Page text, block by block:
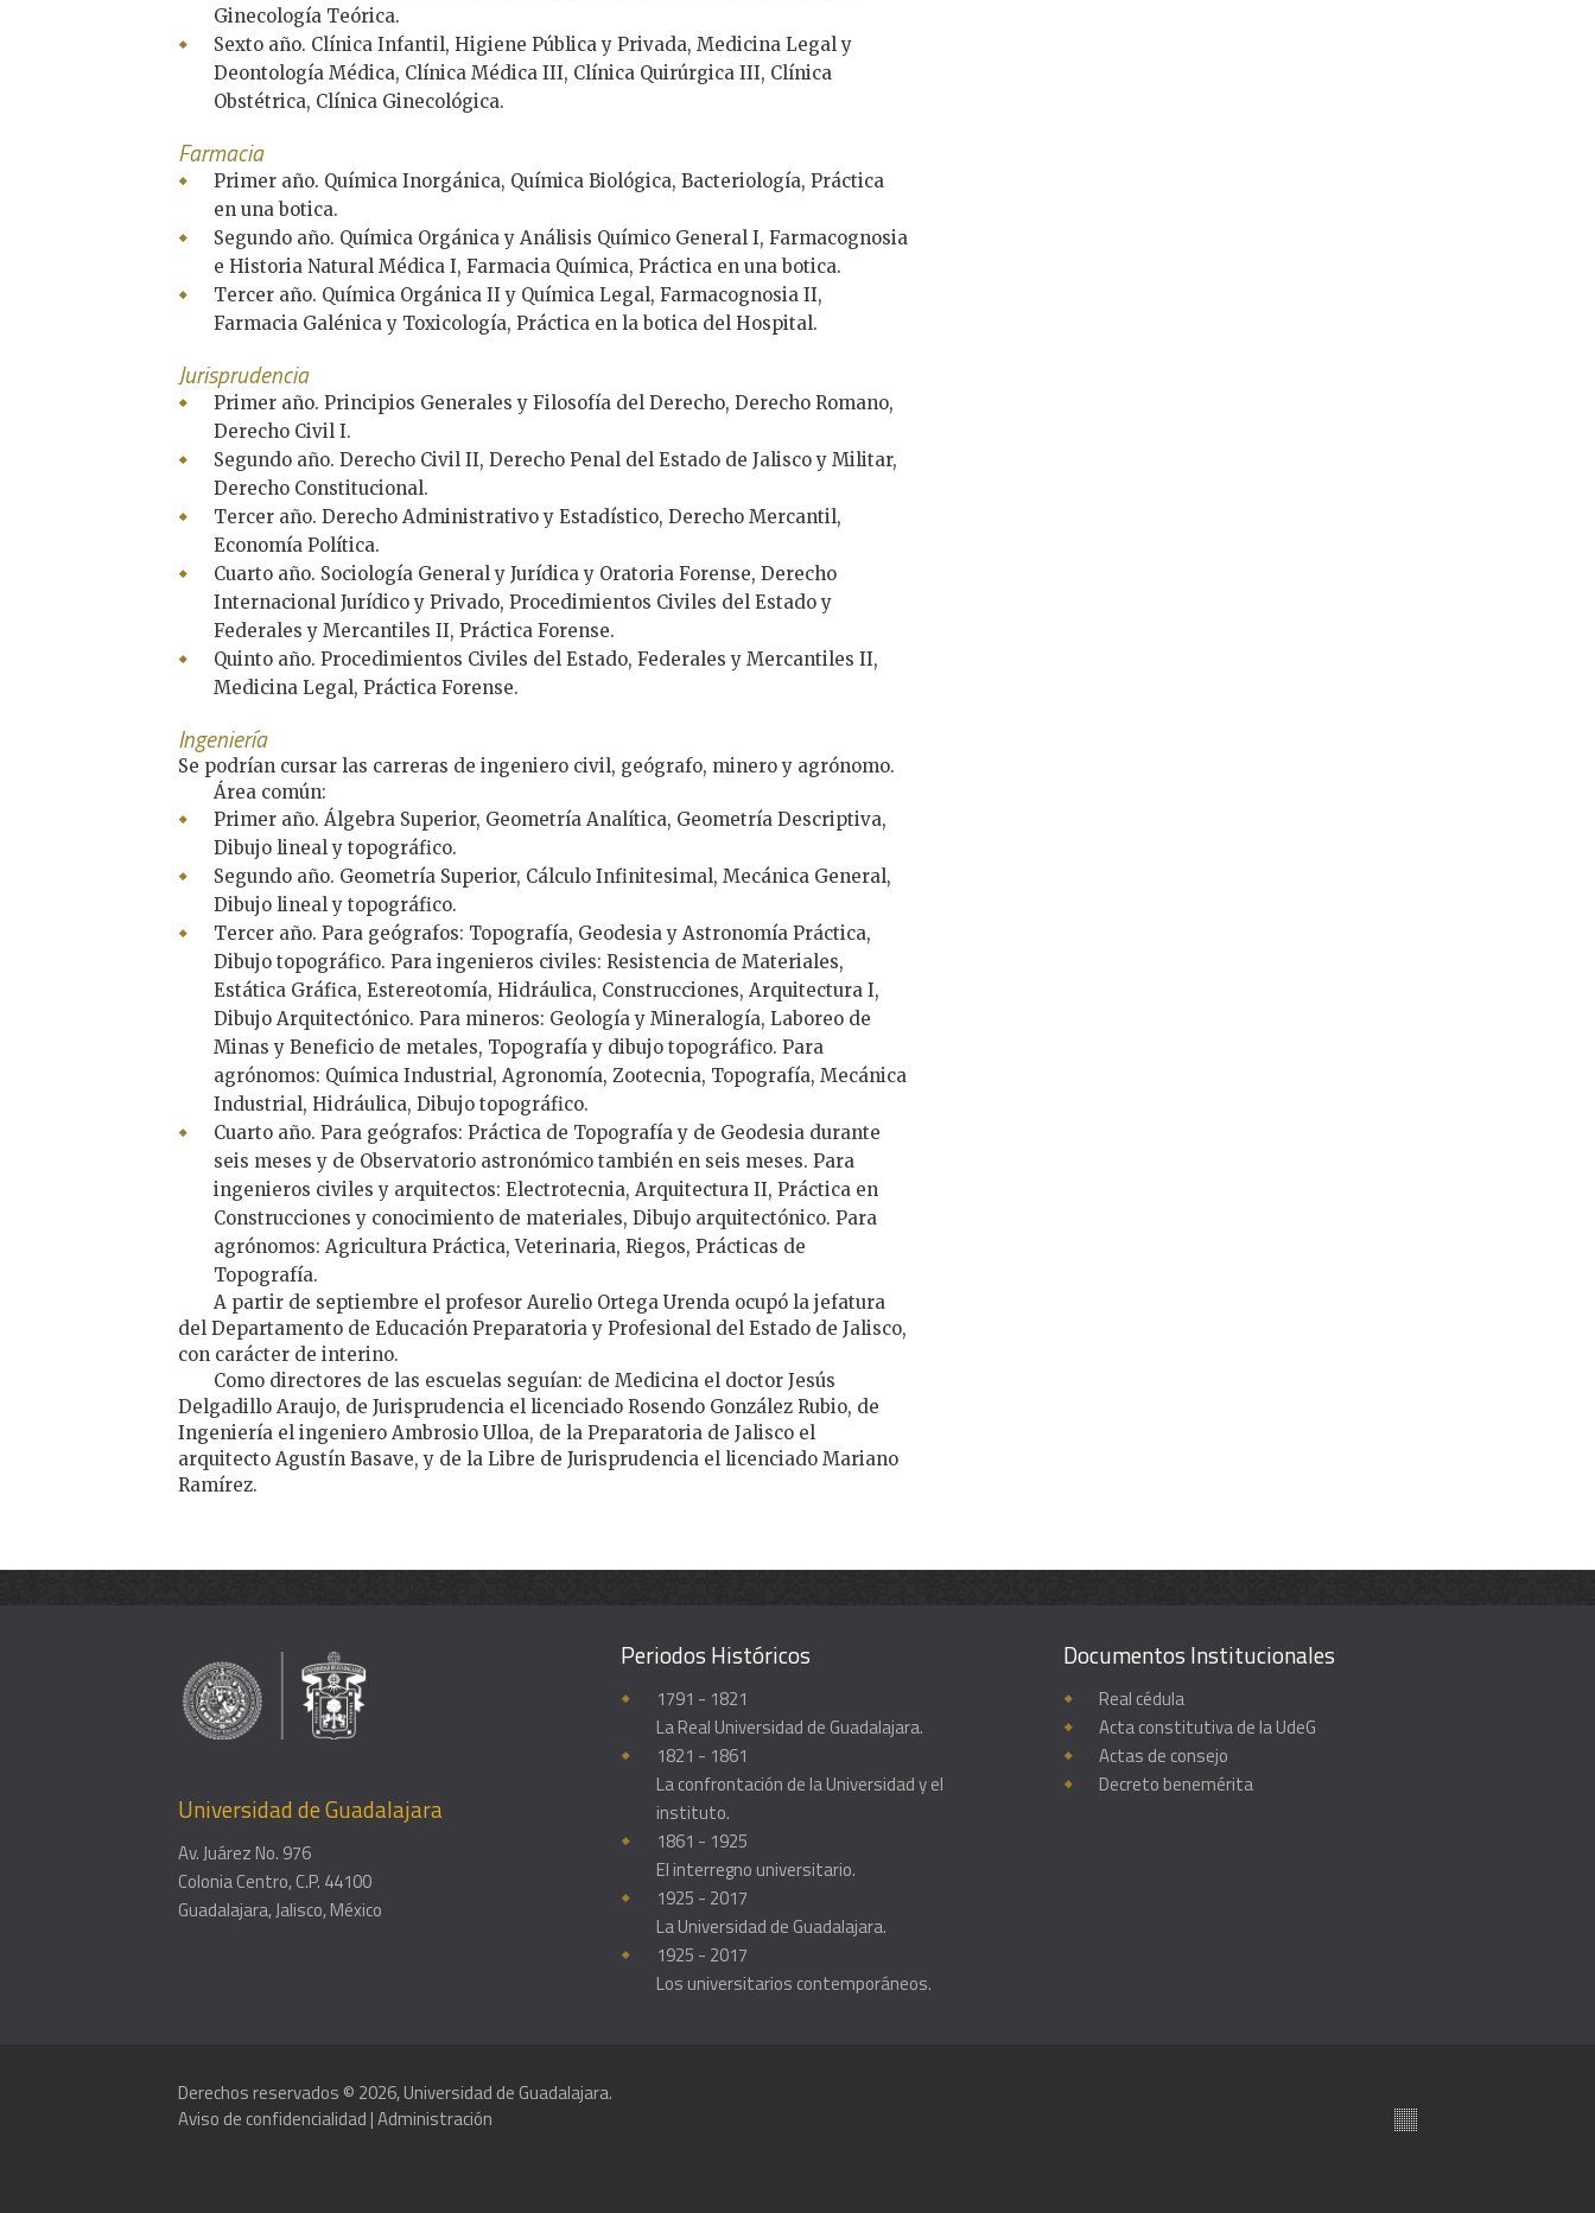
Ginecología Teórica.
Sexto año. Clínica Infantil, Higiene Pública y Privada, Medicina Legal y
Deontología Médica, Clínica Médica III, Clínica Quirúrgica III, Clínica
Obstétrica, Clínica Ginecológica.
Farmacia
Primer año. Química Inorgánica, Química Biológica, Bacteriología, Práctica
en una botica.
Segundo año. Química Orgánica y Análisis Químico General I, Farmacognosia
e Historia Natural Médica I, Farmacia Química, Práctica en una botica.
Tercer año. Química Orgánica II y Química Legal, Farmacognosia II,
Farmacia Galénica y Toxicología, Práctica en la botica del Hospital.
Jurisprudencia
Primer año. Principios Generales y Filosofía del Derecho, Derecho Romano,
Derecho Civil I.
Segundo año. Derecho Civil II, Derecho Penal del Estado de Jalisco y Militar,
Derecho Constitucional.
Tercer año. Derecho Administrativo y Estadístico, Derecho Mercantil,
Economía Política.
Cuarto año. Sociología General y Jurídica y Oratoria Forense, Derecho
Internacional Jurídico y Privado, Procedimientos Civiles del Estado y
Federales y Mercantiles II, Práctica Forense.
Quinto año. Procedimientos Civiles del Estado, Federales y Mercantiles II,
Medicina Legal, Práctica Forense.
Ingeniería
Se podrían cursar las carreras de ingeniero civil, geógrafo, minero y agrónomo.
Área común:
Primer año. Álgebra Superior, Geometría Analítica, Geometría Descriptiva,
Dibujo lineal y topográfico.
Segundo año. Geometría Superior, Cálculo Infinitesimal, Mecánica General,
Dibujo lineal y topográfico.
Tercer año. Para geógrafos: Topografía, Geodesia y Astronomía Práctica,
Dibujo topográfico. Para ingenieros civiles: Resistencia de Materiales,
Estática Gráfica, Estereotomía, Hidráulica, Construcciones, Arquitectura I,
Dibujo Arquitectónico. Para mineros: Geología y Mineralogía, Laboreo de
Minas y Beneficio de metales, Topografía y dibujo topográfico. Para
agrónomos: Química Industrial, Agronomía, Zootecnia, Topografía, Mecánica
Industrial, Hidráulica, Dibujo topográfico.
Cuarto año. Para geógrafos: Práctica de Topografía y de Geodesia durante
seis meses y de Observatorio astronómico también en seis meses. Para
ingenieros civiles y arquitectos: Electrotecnia, Arquitectura II, Práctica en
Construcciones y conocimiento de materiales, Dibujo arquitectónico. Para
agrónomos: Agricultura Práctica, Veterinaria, Riegos, Prácticas de
Topografía.
A partir de septiembre el profesor Aurelio Ortega Urenda ocupó la jefatura
del Departamento de Educación Preparatoria y Profesional del Estado de Jalisco,
con carácter de interino.
Como directores de las escuelas seguían: de Medicina el doctor Jesús
Delgadillo Araujo, de Jurisprudencia el licenciado Rosendo González Rubio, de
Ingeniería el ingeniero Ambrosio Ulloa, de la Preparatoria de Jalisco el
arquitecto Agustín Basave, y de la Libre de Jurisprudencia el licenciado Mariano
Ramírez.
Enciclopedia histórica y biográfica de la Universidad de Guadalajara
Universidad de Guadalajara
Av. Juárez No. 976
Colonia Centro, C.P. 44100
Guadalajara, Jalisco, México
Periodos Históricos
1791 - 1821
La Real Universidad de Guadalajara.
1821 - 1861
La confrontación de la Universidad y el
instituto.
1861 - 1925
El interregno universitario.
1925 - 2017
La Universidad de Guadalajara.
1925 - 2017
Los universitarios contemporáneos.
Documentos Institucionales
Real cédula
Acta constitutiva de la UdeG
Actas de consejo
Decreto benemérita
Derechos reservados © 2026, Universidad de Guadalajara.
Aviso de confidencialidad |Administración